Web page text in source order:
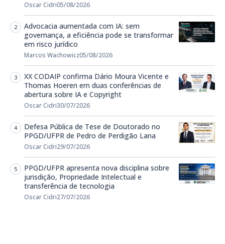
Oscar Cidri05/08/2026
Advocacia aumentada com IA: sem
governança, a eficiência pode se transformar
em risco jurídico
Marcos Wachowicz05/08/2026
XX CODAIP confirma Dário Moura Vicente e
Thomas Hoeren em duas conferências de
abertura sobre IA e Copyright
Oscar Cidri30/07/2026
Defesa Pública de Tese de Doutorado no
PPGD/UFPR de Pedro de Perdigão Lana
Oscar Cidri29/07/2026
PPGD/UFPR apresenta nova disciplina sobre
jurisdição, Propriedade Intelectual e
transferência de tecnologia
Oscar Cidri27/07/2026